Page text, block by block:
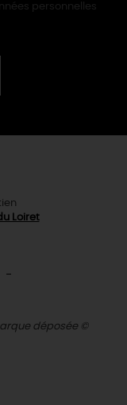
personnelles
Loiret
déposée ©